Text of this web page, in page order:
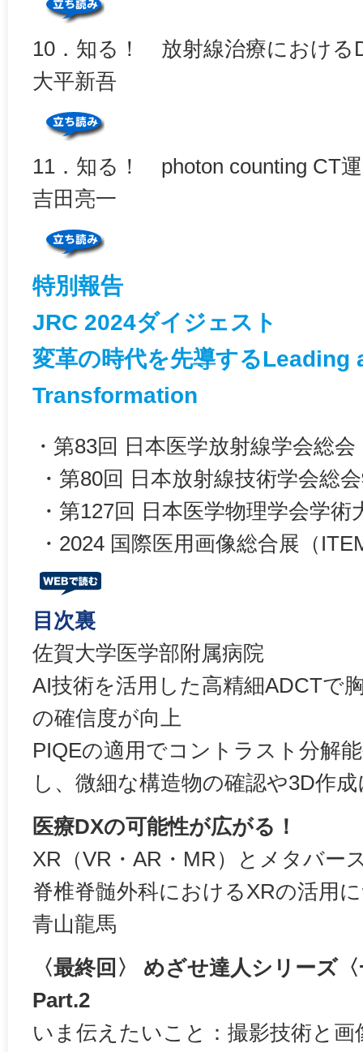
10．知る！ 放射線治療における
大平新吾
11．知る！ photon counting CT
吉田亮一
特別報告
JRC 2024ダイジェスト
変革の時代を先導するLeading
Transformation
・第83回 日本医学放射線学会総
・第80回 日本放射線技術学会総
・第127回 日本医学物理学会学術
・2024 国際医用画像総合展（
目次裏
佐賀大学医学部附属病院
AI技術を活用した高精細ADCTで
の確信度が向上
PIQEの適用でコントラスト分解
し、微細な構造物の確認や3D作
医療DXの可能性が広がる！
XR（VR・AR・MR）とメタバー
脊椎脊髄外科におけるXRの活用
青山龍馬
〈最終回〉 めざせ達人シリーズ
Part.2
いま伝えたいこと：撮影技術と画